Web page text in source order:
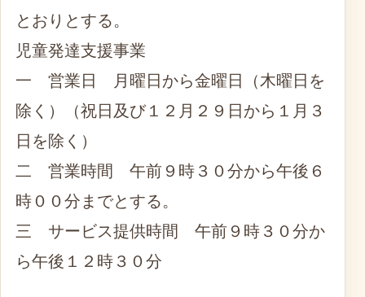
とおりとする。
児童発達支援事業
一 営業日 月曜日から金曜日（木曜日を
除く）（祝日及び１２月２９日から１月３
日を除く）
二 営業時間 午前９時３０分から午後６
時００分までとする。
三 サービス提供時間 午前９時３０分か
ら午後１２時３０分